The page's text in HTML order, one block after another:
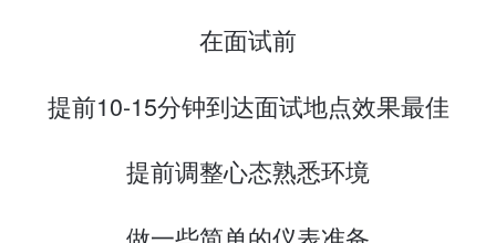
在面试前
提前10-15分钟到达面试地点效果最佳
提前调整心态熟悉环境